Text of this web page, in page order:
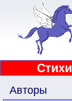
Стихи
Авторы